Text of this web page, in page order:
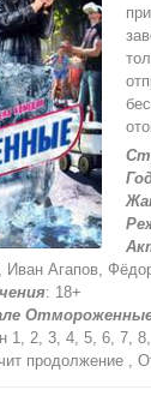
Иван Агапов,
: 18+
1, 2, 3, 4, 5, 6, 7,
продолжение ,